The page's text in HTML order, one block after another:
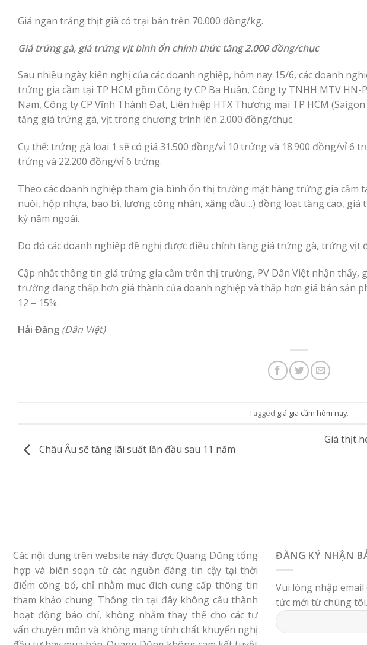
Giá ngan trắng thịt già có trại bán trên 70.000 đồng/kg.
Giá trứng gà, giá trứng vịt bình ổn chính thức tăng 2.000 đồng/chục
Sau nhiều ngày kiến nghị của các doanh nghiệp, hôm nay 15/6, các doanh
trứng gia cầm tại TP HCM gồm Công ty CP Ba Huân, Công ty TNHH MTV
Nam, Công ty CP Vĩnh Thành Đạt, Liên hiệp HTX Thương mại TP HCM
tăng giá trứng gà, vịt trong chương trình lên 2.000 đồng/chục.
Cụ thể: trứng gà loại 1 sẽ có giá 31.500 đồng/vỉ 10 trứng và 18.900 đồng/vỉ 6
trứng và 22.200 đồng/vỉ 6 trứng.
Theo các doanh nghiệp tham gia bình ổn thị trường mặt hàng trứng gia cầm
nuôi, hộp nhựa, bao bì, lương công nhân, xăng dầu…) đồng loạt tăng cao, giá
kỳ năm ngoái.
Do đó các doanh nghiệp đề nghị được điều chỉnh tăng giá trứng gà, trứng vịt
Cập nhật thông tin giá trứng gia cầm trên thị trường, PV Dân Việt nhận
trường đang thấp hơn giá thành của doanh nghiệp và thấp hơn giá bán sản
12 – 15%.
Hải Đăng (Dân Việt)
Tagged giá gia cầm hôm nay.
Châu Âu sẽ tăng lãi suất lần đầu sau 11 năm
Giá thịt
Các nội dung trên website này được Quang Dũng tổng
hợp và biên soạn từ các nguồn đáng tin cậy tại thời
điểm công bố, chỉ nhằm mục đích cung cấp thông tin
tham khảo chung. Thông tin tại đây không cấu thành
hoạt động báo chí, không nhằm thay thế cho các tư
vấn chuyên môn và không mang tính chất khuyến nghị
ĐĂNG KÝ NHẬN
Vui lòng nhập
tức mới từ chúng tôi.